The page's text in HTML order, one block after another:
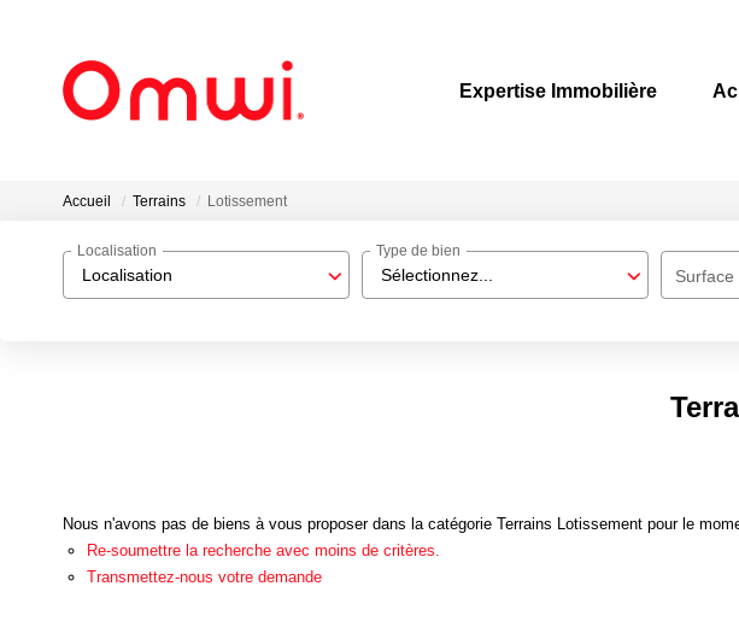
Expertise Immobilière
Accueil Terrains Lotissement
Localisation
Localisation
Sélectionnez...
Type de bien
Surface
Nous n'avons pas de biens à vous proposer dans la catégorie Terrains Lotissement pour le
Re-soumettre la recherche avec moins de critères.
Transmettez-nous votre demande